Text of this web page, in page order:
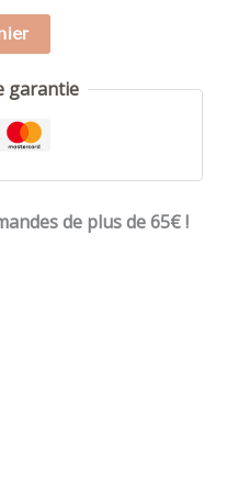
garantie
de plus de 65€ !